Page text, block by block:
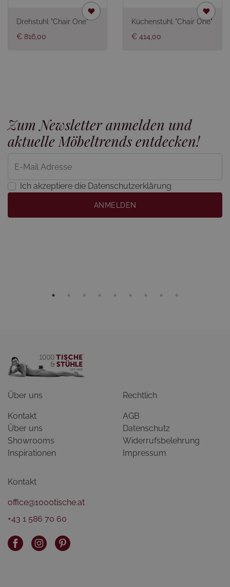
Drehstuhl "Chair One"
€ 816,00
Küchenstuhl "Chair One"
€ 414,00
Zum Newsletter anmelden und
aktuelle Möbeltrends entdecken!
Ich akzeptiere die Datenschutzerklärung
ANMELDEN
Über uns
Kontakt
Über uns
Showrooms
Inspirationen
Rechtlich
AGB
Datenschutz
Widerrufsbelehrung
Impressum
Kontakt
office@1000tische.at
+43 1 586 70 60